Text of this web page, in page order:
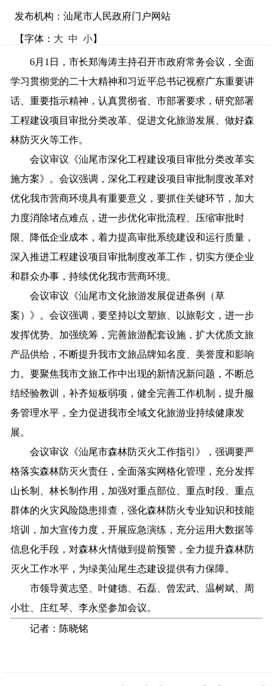
发布机构：汕尾市人民政府门户网站
【字体： 大 中 小】
6月1日，市长郑海涛主持召开市政府常务会议，全面
学习贯彻党的二十大精神和习近平总书记视察广东重要讲
话、重要指示精神，认真贯彻省、市部署要求，研究部署
工程建设项目审批分类改革、促进文化旅游发展、做好森
林防灭火等工作。
会议审议《汕尾市深化工程建设项目审批分类改革实
施方案》。会议强调，深化工程建设项目审批制度改革对
优化我市营商环境具有重要意义，要抓住关键环节，加大
力度消除堵点难点，进一步优化审批流程、压缩审批时
限、降低企业成本，着力提高审批系统建设和运行质量，
深入推进工程建设项目审批制度改革工作，切实方便企业
和群众办事，持续优化我市营商环境。
会议审议《汕尾市文化旅游发展促进条例（草
案）》。会议强调，要坚持以文塑旅、以旅彰文，进一步
发挥优势、加强统筹，完善旅游配套设施，扩大优质文旅
产品供给，不断提升我市文旅品牌知名度、美誉度和影响
力。要聚焦我市文旅工作中出现的新情况新问题，不断总
结经验教训，补齐短板弱项，健全完善工作机制，提升服
务管理水平，全力促进我市全域文化旅游业持续健康发
展。
会议审议《汕尾市森林防灭火工作指引》，强调要严
格落实森林防灭火责任，全面落实网格化管理，充分发挥
山长制、林长制作用，加强对重点部位、重点时段、重点
群体的火灾风险隐患排查，强化森林防火专业知识和技能
培训，加大宣传力度，开展应急演练，充分运用大数据等
信息化手段，对森林火情做到提前预警，全力提升森林防
灭火工作水平，为绿美汕尾生态建设提供有力保障。
市领导黄志坚、叶健德、石磊、曾宏武、温树斌、周
小壮、庄红琴、李永坚参加会议。
记者：陈晓铭